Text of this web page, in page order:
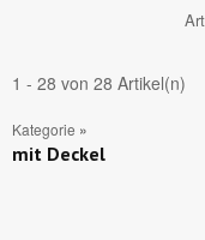
1 - 28 von 28 Artikel(n)
Kategorie »
mit Deckel